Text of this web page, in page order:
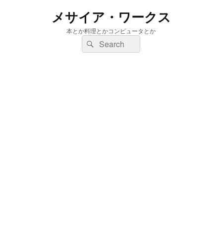
メサイア・ワークス
本とか料理とかコンピュータとか
検
索:
検
索